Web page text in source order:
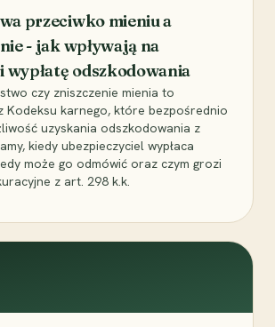
przeciwko mieniu a
- jak wpływają na
wypłatę odszkodowania
czy zniszczenie mienia to
Kodeksu karnego, które bezpośrednio
uzyskania odszkodowania z
kiedy ubezpieczyciel wypłaca
może go odmówić oraz czym grozi
z art. 298 k.k.